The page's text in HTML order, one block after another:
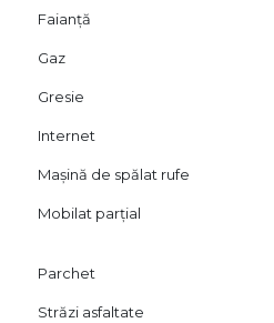
Faianță
Gaz
Gresie
Internet
Mașină de spălat rufe
Mobilat parțial
Parchet
Străzi asfaltate